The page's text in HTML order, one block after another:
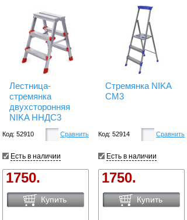
Лестница-
стремянка
двухсторонняя
NIKA ННДС3
Код: 52910 Сравнить
Есть в наличии
1750.
Купить
Стремянка NIKA
СМ3
Код: 52914 Сравнить
Есть в наличии
1750.
Купить